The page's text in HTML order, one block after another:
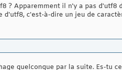
? Apparemment il n'y a pas d'utf8
c'est-à-dire un jeu de
quelconque par la suite. Es-tu